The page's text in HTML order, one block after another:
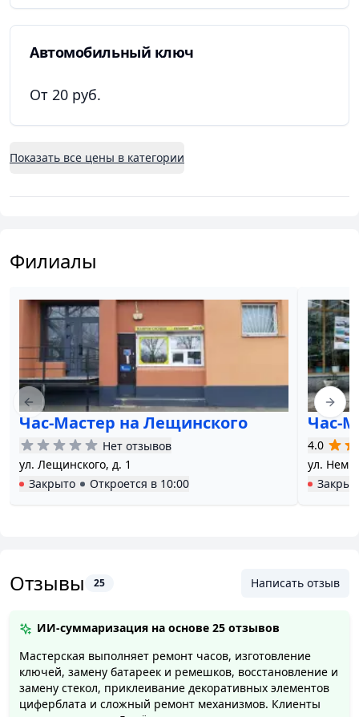
Автомобильный ключ
От 20 руб.
Показать все цены в категории
Филиалы
Час-Мастер на Лещинского
Нет отзывов
ул. Лещинского, д. 1
Закрыто
Откроется в 10:00
Час-
4.0
ул.
Previous slide Next
Отзывы 25 Написать отзыв
ИИ-суммаризация на основе 25 отзывов
Мастерская выполняет ремонт часов, изготовление
ключей, замену батареек и ремешков, восстановление и
замену стекол, приклеивание декоративных элементов
циферблата и сложный ремонт механизмов. Клиенты